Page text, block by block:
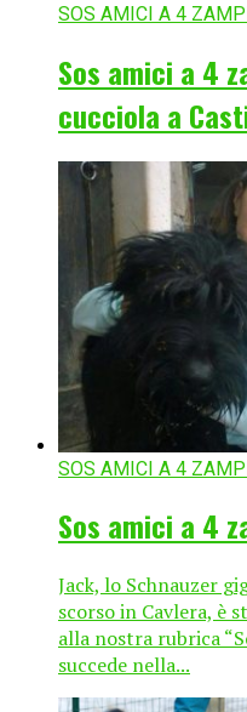
SOS AMICI A 4
Sos amici a 4
cucciola a
SOS AMICI A 4
Sos amici a 4
Jack, lo Schnauzer
scorso in Cavlera, è
alla nostra rubrica
succede nella...